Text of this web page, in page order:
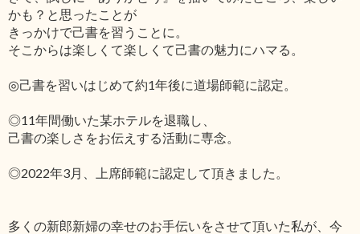
かも？と思ったことが
きっかけで己書を習うことに。
そこからは楽しくて楽しくて己書の魅力にハマる。
◎己書を習いはじめて約1年後に道場師範に認定。
◎11年間働いた某ホテルを退職し、
己書の楽しさをお伝えする活動に専念。
◎2022年3月、上席師範に認定して頂きました。
多くの新郎新婦の幸せのお手伝いをさせて頂いた私が、今